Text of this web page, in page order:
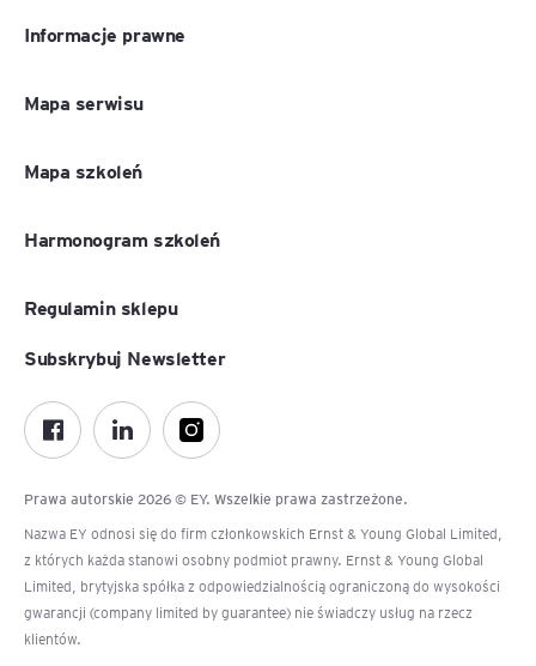
Informacje prawne
Mapa serwisu
Mapa szkoleń
Harmonogram szkoleń
Regulamin sklepu
Prawa autorskie 2026 © EY. Wszelkie prawa zastrzeżone.
Nazwa EY odnosi się do firm członkowskich Ernst & Young Global Limited,
z których każda stanowi osobny podmiot prawny. Ernst & Young Global
Limited, brytyjska spółka z odpowiedzialnością ograniczoną do wysokości
gwarancji (company limited by guarantee) nie świadczy usług na rzecz
klientów.
Subskrybuj Newsletter